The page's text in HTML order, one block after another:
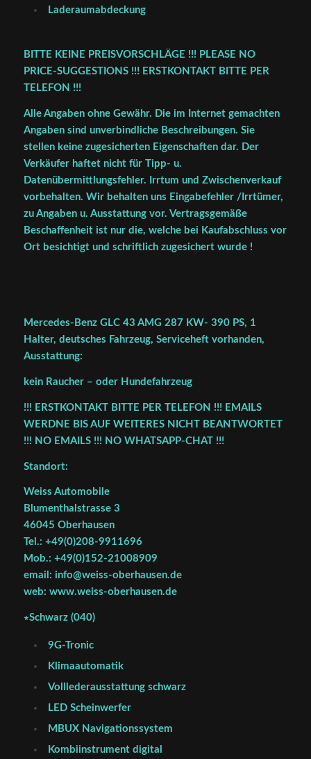
Laderaumabdeckung
BITTE KEINE PREISVORSCHLÄGE !!! PLEASE NO
PRICE-SUGGESTIONS !!! ERSTKONTAKT BITTE PER
TELEFON !!!
Alle Angaben ohne Gewähr. Die im Internet gemachten
Angaben sind unverbindliche Beschreibungen. Sie
stellen keine zugesicherten Eigenschaften dar. Der
Verkäufer haftet nicht für Tipp- u.
Datenübermittlungsfehler. Irrtum und Zwischenverkauf
vorbehalten. Wir behalten uns Eingabefehler /Irrtümer,
zu Angaben u. Ausstattung vor. Vertragsgemäße
Beschaffenheit ist nur die, welche bei Kaufabschluss vor
Ort besichtigt und schriftlich zugesichert wurde !
Mercedes-Benz GLC 43 AMG 287 KW- 390 PS, 1
Halter, deutsches Fahrzeug, Serviceheft vorhanden,
Ausstattung:
kein Raucher – oder Hundefahrzeug
!!! ERSTKONTAKT BITTE PER TELEFON !!! EMAILS
WERDNE BIS AUF WEITERES NICHT BEANTWORTET
!!! NO EMAILS !!! NO WHATSAPP-CHAT !!!
Standort:
Weiss Automobile
Blumenthalstrasse 3
46045 Oberhausen
Tel.: +49(0)208-9911696
Mob.: +49(0)152-21008909
email: info@weiss-oberhausen.de
web: www.weiss-oberhausen.de
∗Schwarz (040)
9G-Tronic
Klimaautomatik
Volllederausstattung schwarz
LED Scheinwerfer
MBUX Navigationssystem
Kombiinstrument digital